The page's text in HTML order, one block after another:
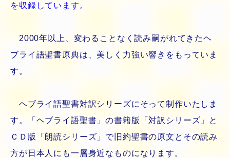
を収録しています。
2000年以上、変わることなく読み嗣がれてきたヘ
ブライ語聖書原典は、美しく力強い響きをもっていま
す。
ヘブライ語聖書対訳シリーズにそって制作いたしま
す。「ヘブライ語聖書」の書籍版「対訳シリーズ」と
ＣＤ版「朗読シリーズ」で旧約聖書の原文とその読み
方が日本人にも一層身近なものになります。